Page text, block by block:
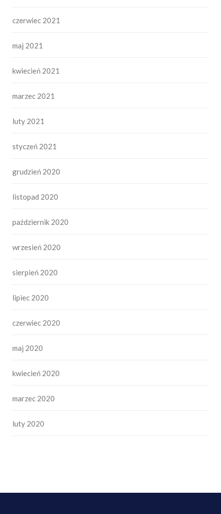
czerwiec 2021
maj 2021
kwiecień 2021
marzec 2021
luty 2021
styczeń 2021
grudzień 2020
listopad 2020
październik 2020
wrzesień 2020
sierpień 2020
lipiec 2020
czerwiec 2020
maj 2020
kwiecień 2020
marzec 2020
luty 2020